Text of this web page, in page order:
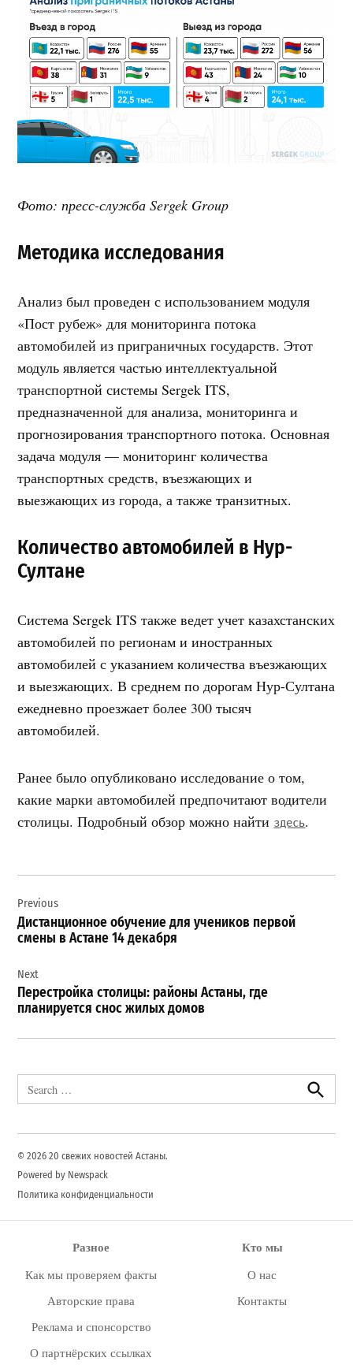
Фото: пресс-служба Sergek Group
Методика исследования
Анализ был проведен с использованием модуля
«Пост рубеж» для мониторинга потока
автомобилей из приграничных государств. Этот
модуль является частью интеллектуальной
транспортной системы Sergek ITS,
предназначенной для анализа, мониторинга и
прогнозирования транспортного потока. Основная
задача модуля — мониторинг количества
транспортных средств, въезжающих и
выезжающих из города, а также транзитных.
Количество автомобилей в Нур-
Султане
Система Sergek ITS также ведет учет казахстанских
автомобилей по регионам и иностранных
автомобилей с указанием количества въезжающих
и выезжающих. В среднем по дорогам Нур-Султана
ежедневно проезжает более 300 тысяч
автомобилей.
Ранее было опубликовано исследование о том,
какие марки автомобилей предпочитают водители
столицы. Подробный обзор можно найти здесь.
по
записям
Previous
Дистанционное обучение для учеников первой
смены в Астане 14 декабря
Next
Перестройка столицы: районы Астаны, где
планируется снос жилых домов
for:
Search
© 2026 20 свежих новостей Астаны.
Powered by Newspack
Политика конфиденциальности
Разное
Как мы проверяем факты
Авторские права
Реклама и спонсорство
О партнёрских ссылках
Кто мы
О нас
Контакты